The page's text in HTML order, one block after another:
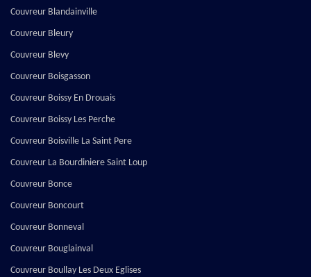
Couvreur Blandainville
Couvreur Bleury
Couvreur Blevy
Couvreur Boisgasson
Couvreur Boissy En Drouais
Couvreur Boissy Les Perche
Couvreur Boisville La Saint Pere
Couvreur La Bourdiniere Saint Loup
Couvreur Bonce
Couvreur Boncourt
Couvreur Bonneval
Couvreur Bouglainval
Couvreur Boullay Les Deux Eglises